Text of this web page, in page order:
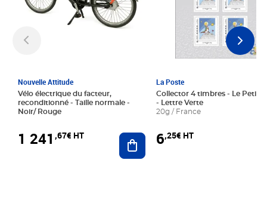
Nouvelle Attitude
Vélo électrique du facteur,
reconditionné - Taille normale -
Noir/ Rouge
1 241 ,67€ HT Ajouter au panier
La Poste
Collector 4 timbres - Le Petit
- Lettre Verte
20g / France
6,25€ HT